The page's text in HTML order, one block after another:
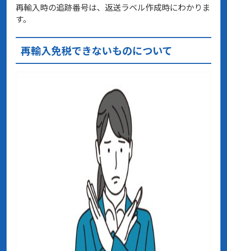
再輸入時の追跡番号は、返送ラベル作成時にわかりま
す。
再輸入免税できないものについて